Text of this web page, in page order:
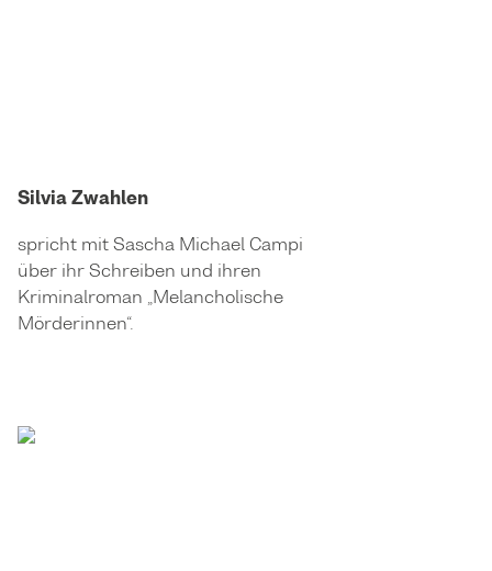
Silvia Zwahlen
spricht mit Sascha Michael Campi
über ihr Schreiben und ihren
Kriminalroman „Melancholische
Mörderinnen“.